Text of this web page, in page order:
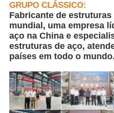
Ponte de estruturas de
Escritório de estrutura de
Galpão Estrutura Metálica
GRUPO CLÁSSICO:
Fabricante de
mundial, uma empresa
aço na China e
estruturas de aço,
países em todo o mundo.